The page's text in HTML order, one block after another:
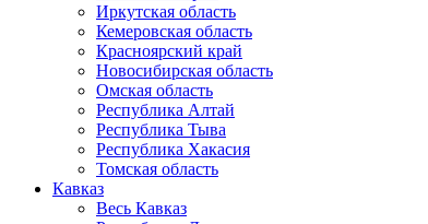
Иркутская область
Кемеровская область
Красноярский край
Новосибирская область
Омская область
Республика Алтай
Республика Тыва
Республика Хакасия
Томская область
Кавказ
Весь Кавказ